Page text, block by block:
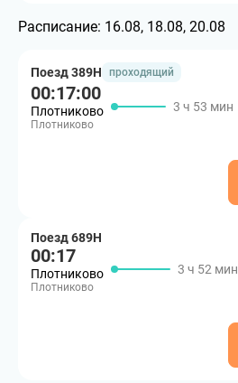
Расписание: 16.08, 18.08, 20.08
Поезд 389Н проходящий
00:17:00
Плотниково
Плотниково
3 ч 53 мин
Поезд 689Н
00:17
Плотниково
Плотниково
3 ч 52 мин